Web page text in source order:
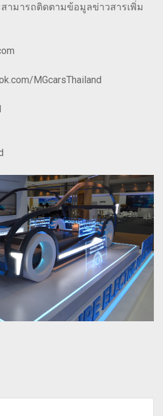
สามารถติดตามข้อมูลข่าวสารเพิ่ม
MGcarsThailand